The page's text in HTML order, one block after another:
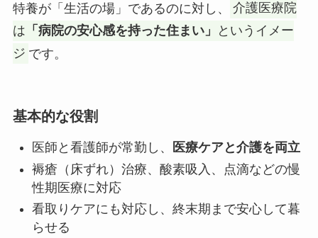
特養が「生活の場」であるのに対し、
介護医療院
は 「病院の安心感を持った住まい」
というイメー
ジ です。
基本的な役割
医師と看護師が常勤し、
医療ケアと介護を両立
褥瘡（床ずれ）治療、酸素吸入、点滴などの慢
性期医療に対応
看取りケアにも対応し、終末期まで安心して暮
らせる